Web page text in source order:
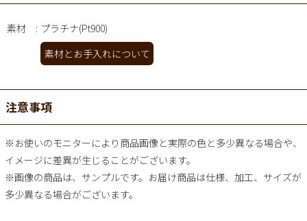
素材
プラチナ(Pt900)
素材とお手入れについて
注意事項
※お使いのモニターにより商品画像と実際の色と多少異なる場合や、
イメージに差異が生じることがございます。
※画像の商品は、サンプルです。お届け商品は仕様、加工、サイズが
多少異なる場合がございます。